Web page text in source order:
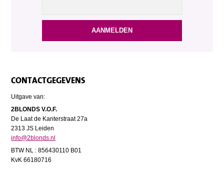
CONTACTGEGEVENS
Uitgave van:
2BLONDS V.O.F.
De Laat de Kanterstraat 27a
2313 JS Leiden
info@2blonds.nl
BTW NL : 856430110 B01
KvK 66180716